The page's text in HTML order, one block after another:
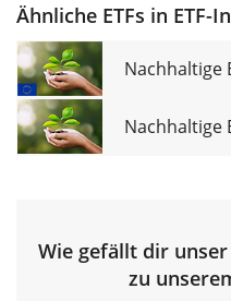
Ähnliche ETFs in ETF-
Nachhaltige
Nachhaltige
Wie gefällt dir unser
zu